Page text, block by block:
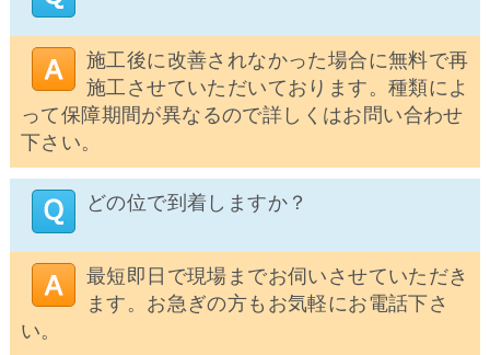
施工後に改善されなかった場合に無料で再
施工させていただいております。種類によ
って保障期間が異なるので詳しくはお問い合わせ
下さい。
どの位で到着しますか？
最短即日で現場までお伺いさせていただき
ます。お急ぎの方もお気軽にお電話下さ
い。